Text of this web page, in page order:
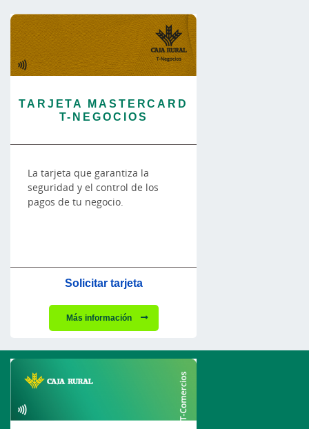
TARJETA MASTERCARD
T-NEGOCIOS
La tarjeta que garantiza la
seguridad y el control de los
pagos de tu negocio.
Solicitar tarjeta
Más información